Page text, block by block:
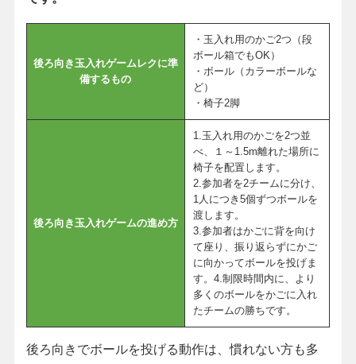
後ろ向き玉入れゲームレクに準
備するもの
・玉入れ用のかご2つ（段
ボール箱でもOK）
・ボール（カラーボールな
ど）
・椅子2脚
後ろ向き玉入れゲームの進め方
1.玉入れ用のかごを2つ並
べ、１～1.5m離れた場所に
椅子を配置します。
2.参加者を2チームに分け、
1人につき5個ずつボールを
渡します。
3.参加者はかごに背を向け
て座り、振り返らずにかご
に向かってボールを投げま
す。4.制限時間内に、より
多くのボールをかごに入れ
たチームの勝ちです。
後ろ向きでボールを投げる動作は、慣れない方も多